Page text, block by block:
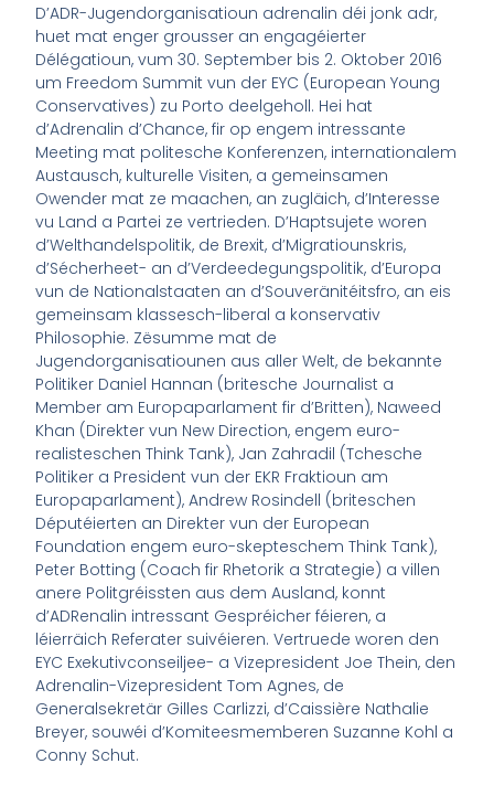
D’ADR-Jugendorganisatioun adrenalin déi jonk adr,
huet mat enger grousser an engagéierter
Délégatioun, vum 30. September bis 2. Oktober 2016
um Freedom Summit vun der EYC (European Young
Conservatives) zu Porto deelgeholl. Hei hat
d’Adrenalin d’Chance, fir op engem intressante
Meeting mat politesche Konferenzen, internationalem
Austausch, kulturelle Visiten, a gemeinsamen
Owender mat ze maachen, an zugläich, d’Interesse
vu Land a Partei ze vertrieden. D’Haptsujete woren
d’Welthandelspolitik, de Brexit, d’Migratiounskris,
d’Sécherheet- an d’Verdeedegungspolitik, d’Europa
vun de Nationalstaaten an d’Souveränitéitsfro, an eis
gemeinsam klassesch-liberal a konservativ
Philosophie. Zësumme mat de
Jugendorganisatiounen aus aller Welt, de bekannte
Politiker Daniel Hannan (britesche Journalist a
Member am Europaparlament fir d’Britten), Naweed
Khan (Direkter vun New Direction, engem euro-
realisteschen Think Tank), Jan Zahradil (Tchesche
Politiker a President vun der EKR Fraktioun am
Europaparlament), Andrew Rosindell (briteschen
Députéierten an Direkter vun der European
Foundation engem euro-skepteschem Think Tank),
Peter Botting (Coach fir Rhetorik a Strategie) a villen
anere Politgréissten aus dem Ausland, konnt
d’ADRenalin intressant Gespréicher féieren, a
léierräich Referater suivéieren. Vertruede woren den
EYC Exekutivconseiljee- a Vizepresident Joe Thein, den
Adrenalin-Vizepresident Tom Agnes, de
Generalsekretär Gilles Carlizzi, d’Caissière Nathalie
Breyer, souwéi d’Komiteesmemberen Suzanne Kohl a
Conny Schut.